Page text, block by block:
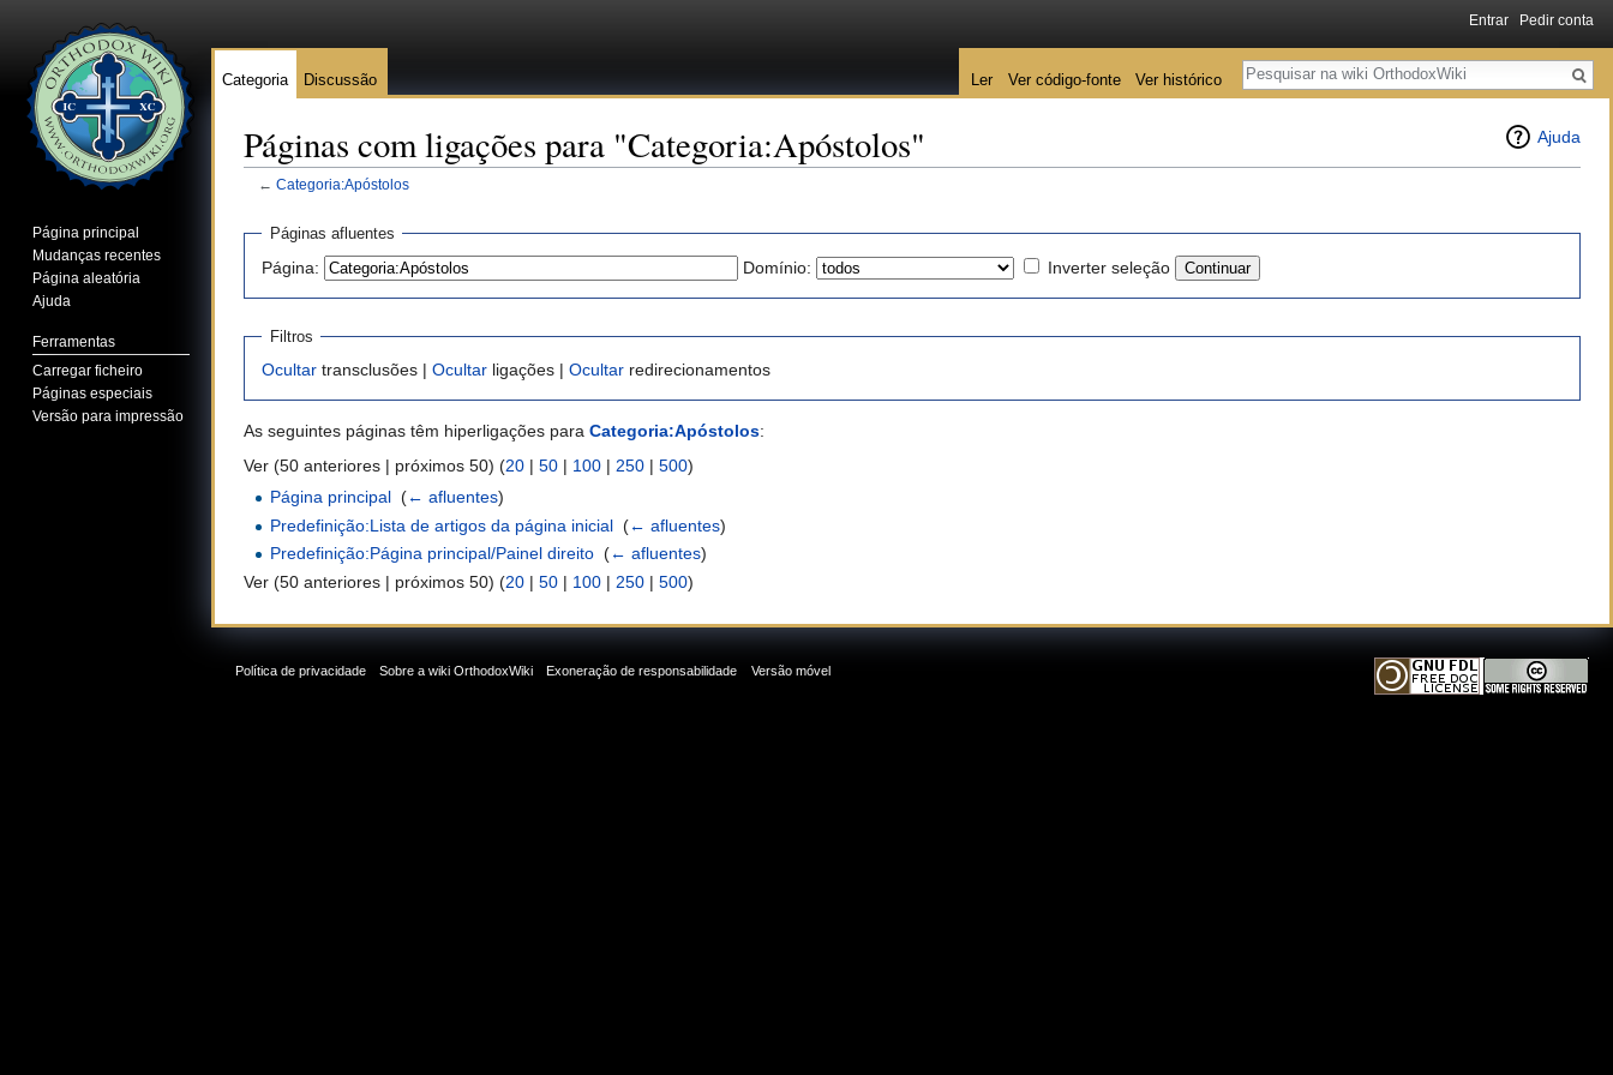
Ajuda
Páginas com ligações para "Categoria:Apóstolos"
← Categoria:Apóstolos
Páginas afluentes
Página: Domínio: Inverter seleção
Filtros
Ocultar transclusões | Ocultar ligações | Ocultar redirecionamentos
As seguintes páginas têm hiperligações para Categoria:Apóstolos:
Ver (50 anteriores | próximos 50) (20 | 50 | 100 | 250 | 500)
Página principal ‎(← afluentes)
Predefinição:Lista de artigos da página inicial ‎(← afluentes)
Predefinição:Página principal/Painel direito ‎(← afluentes)
Ver (50 anteriores | próximos 50) (20 | 50 | 100 | 250 | 500)
Entrar Pedir conta
Categoria Discussão Ler Ver código-fonte Ver histórico
Pesquisa
Página principal
Mudanças recentes
Página aleatória
Ajuda
Ferramentas
Carregar ficheiro
Páginas especiais
Versão para impressão
Política de privacidade Sobre a wiki OrthodoxWiki Exoneração de responsabilidade Versão móvel